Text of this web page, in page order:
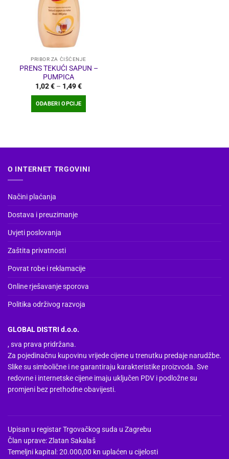
PRIBOR ZA ČIŠĆENJE
PRENS TEKUĆI SAPUN –
PUMPICA
1,02€ – 1,49€Raspon
do
ODABERI OPCIJE
više
Opcije
na
proizvoda
O INTERNET TRGOVINI
Načini plaćanja
Dostava i preuzimanje
Uvjeti poslovanja
Zaštita privatnosti
Povrat robe i reklamacije
Online rješavanje sporova
Politika održivog razvoja
GLOBAL DISTRI d.o.o.
, sva prava pridržana.
Za pojedinačnu kupovinu vrijede cijene u trenutku predaje narudžbe.
Slike su simbolične i ne garantiraju karakteristike proizvoda. Sve
redovne i internetske cijene imaju uključen PDV i podložne su
promjeni bez prethodne obavijesti.
Upisan u registar Trgovačkog suda u Zagrebu
Član uprave: Zlatan Sakalaš
Temeljni kapital: 20.000,00 kn uplaćen u cijelosti